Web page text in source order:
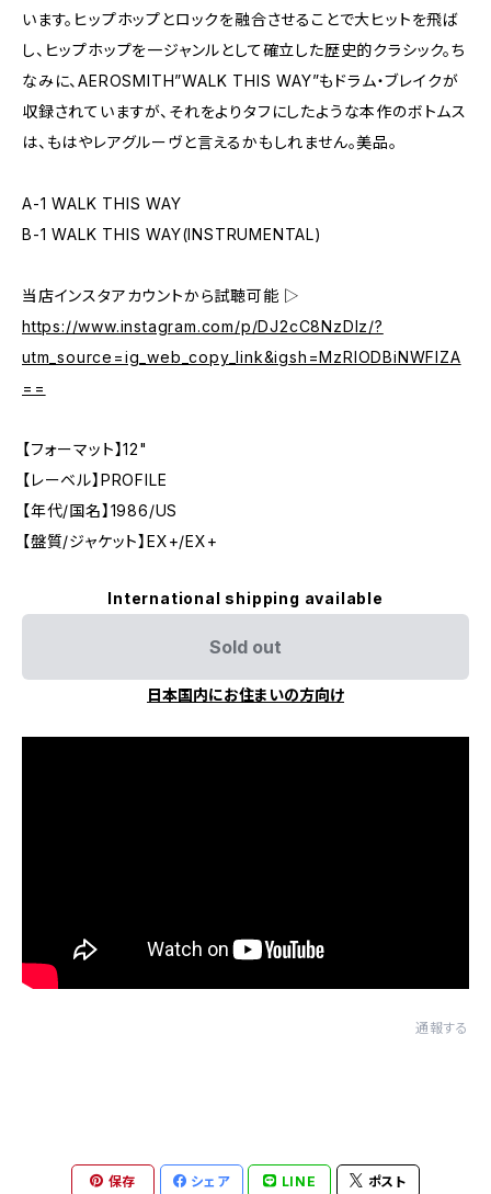
います。ヒップホップとロックを融合させることで大ヒットを飛ば
し、ヒップホップを一ジャンルとして確立した歴史的クラシック。ち
なみに、AEROSMITH”WALK THIS WAY”もドラム・ブレイクが
収録されていますが、それをよりタフにしたような本作のボトムス
は、もはやレアグルーヴと言えるかもしれません。美品。
A-1 WALK THIS WAY
B-1 WALK THIS WAY(INSTRUMENTAL)
当店インスタアカウントから試聴可能 ▷
https://www.instagram.com/p/DJ2cC8NzDIz/?
utm_source=ig_web_copy_link&igsh=MzRlODBiNWFlZA
==
【フォーマット】12"
【レーベル】PROFILE
【年代/国名】1986/US
【盤質/ジャケット】EX+/EX+
International shipping available
Sold out
日本国内にお住まいの方向け
通報する
保存 シェア LINE ポスト